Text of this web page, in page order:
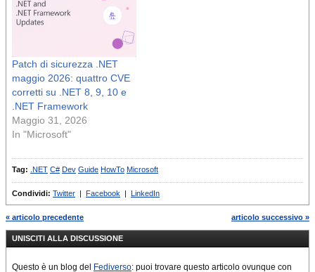
Patch di sicurezza .NET
maggio 2026: quattro CVE
corretti su .NET 8, 9, 10 e
.NET Framework
Maggio 31, 2026
In "Microsoft"
Tag: .NET C# Dev Guide HowTo Microsoft
Condividi: Twitter | Facebook | LinkedIn
« articolo precedente articolo successivo »
UNISCITI ALLA DISCUSSIONE
Questo è un blog del Fediverso: puoi trovare questo articolo ovunque con